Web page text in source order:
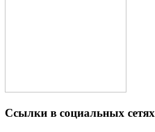
Ссылки в социальных сетях